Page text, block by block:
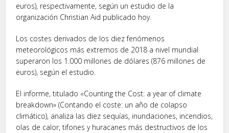
euros), respectivamente, según un estudio de la
organización Christian Aid publicado hoy.
Los costes derivados de los diez fenómenos
meteorológicos más extremos de 2018 a nivel mundial
superaron los 1.000 millones de dólares (876 millones de
euros), según el estudio.
El informe, titulado «Counting the Cost: a year of climate
breakdown» (Contando el coste: un año de colapso
climático), analiza las diez sequías, inundaciones, incendios,
olas de calor, tifones y huracanes más destructivos de los